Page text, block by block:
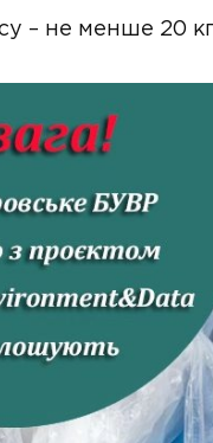
– не менше 20